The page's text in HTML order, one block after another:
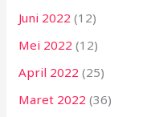
Juni 2022 (12)
Mei 2022 (12)
April 2022 (25)
Maret 2022 (36)